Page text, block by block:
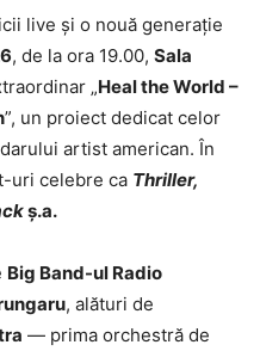
live și o nouă generație
, de la ora 19.00, Sala
„Heal the World –
”, un proiect dedicat celor
artist american. În
uri celebre ca Thriller,
ș.a.
Big Band-ul Radio
, alături de
— prima orchestră de